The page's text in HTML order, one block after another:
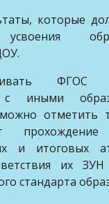
которые
ФГОС
с иными
можно отметить
и итоговых
их ЗУН
стандарта